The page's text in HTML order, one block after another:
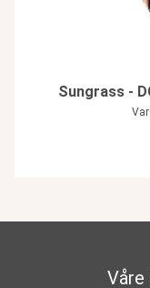
Sungrass -
Våre